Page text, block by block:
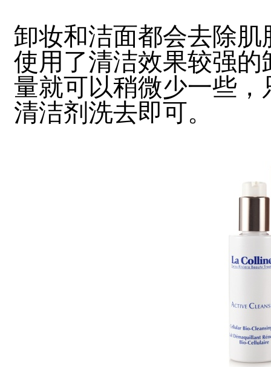
卸妆和洁面都会去除
使用了清洁效果较强
量就可以稍微少一些
清洁剂洗去即可。